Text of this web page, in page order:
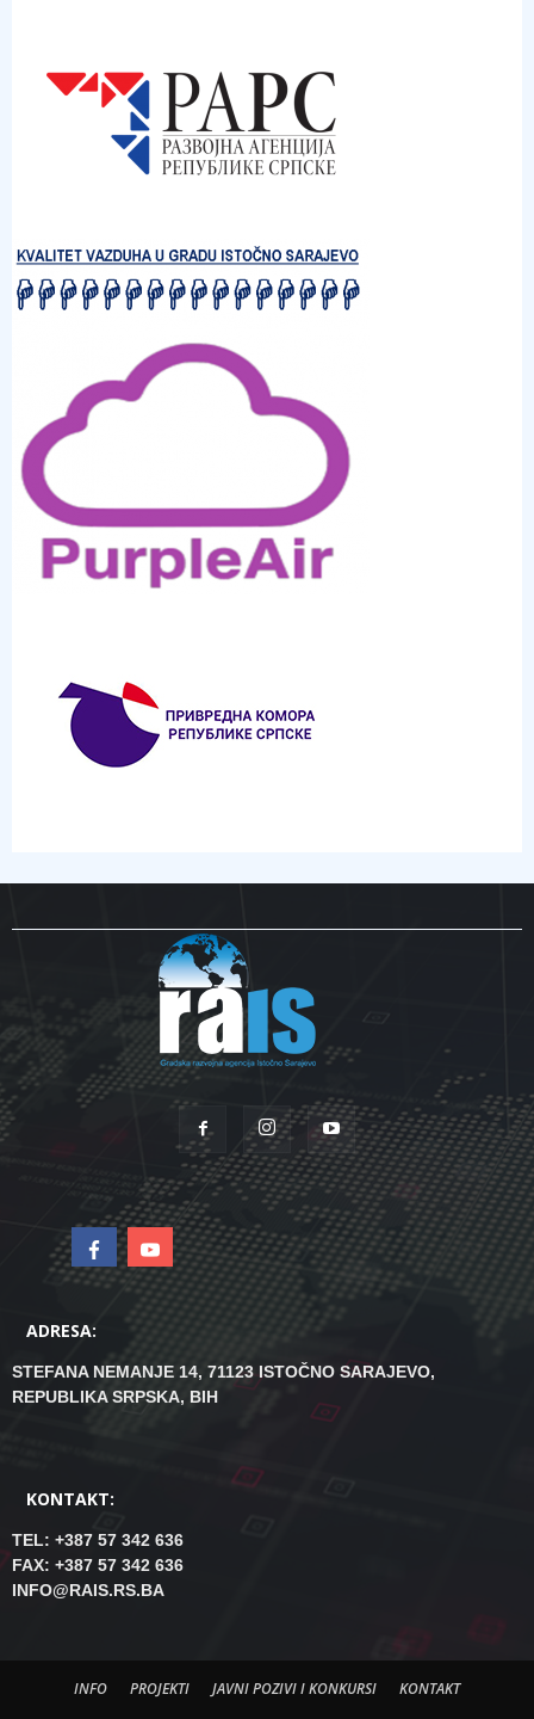
ADRESA:
STEFANA NEMANJE 14, 71123 ISTOČNO SARAJEVO,
REPUBLIKA SRPSKA, BIH
KONTAKT:
TEL: +387 57 342 636
FAX: +387 57 342 636
INFO@RAIS.RS.BA
INFO PROJEKTI JAVNI POZIVI I KONKURSI KONTAKT